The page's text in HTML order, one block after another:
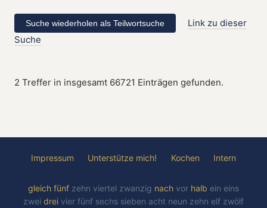
Link zu dieser
Suche
2 Treffer in insgesamt 66721 Einträgen gefunden.
Impressum Unterstütze mich! Kochen Intern
gleich fünf zehn viertel zwanzig nach vor halb ein eins
zwei drei vier fünf sechs sieben acht neun zehn elf zwölf